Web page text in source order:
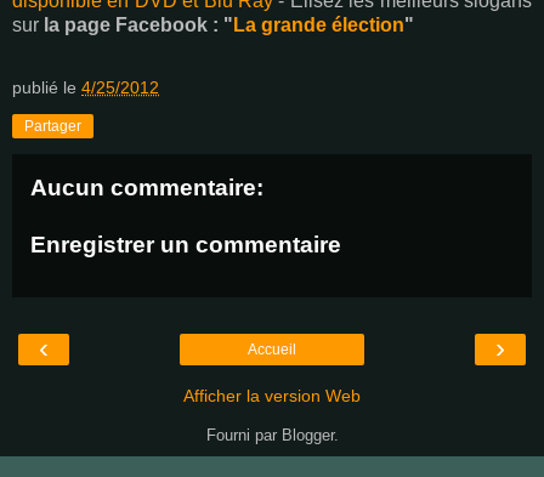
sur la page Facebook : " La grande élection"
publié le 4/25/2012
Partager
Aucun commentaire:
Enregistrer un commentaire
‹ ›
Accueil
Afficher la version Web
Fourni par Blogger.